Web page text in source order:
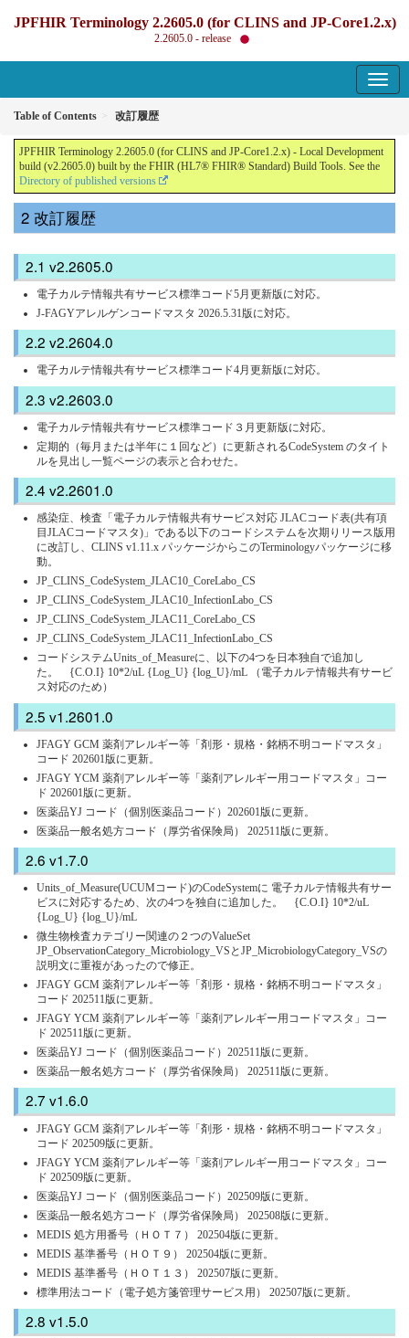
JPFHIR Terminology 2.2605.0 (for CLINS and JP-Core1.2.x)
2.2605.0 - release
Table of Contents 改訂履歴
JPFHIR Terminology 2.2605.0 (for CLINS and JP-Core1.2.x) - Local Development
build (v2.2605.0) built by the FHIR (HL7® FHIR® Standard) Build Tools. See the
Directory of published versions
改訂履歴
v2.2605.0
電子カルテ情報共有サービス標準コード5月更新版に対応。
J-FAGYアレルゲンコードマスタ 2026.5.31版に対応。
v2.2604.0
電子カルテ情報共有サービス標準コード4月更新版に対応。
v2.2603.0
電子カルテ情報共有サービス標準コード３月更新版に対応。
定期的（毎月または半年に１回など）に更新されるCodeSystem のタイト
ルを見出し一覧ページの表示と合わせた。
v2.2601.0
感染症、検査「電子カルテ情報共有サービス対応 JLACコード表(共有項
目JLACコードマスタ)」である以下のコードシステムを次期りリース版用
に改訂し、CLINS v1.11.x パッケージからこのTerminologyパッケージに移
動。
JP_CLINS_CodeSystem_JLAC10_CoreLabo_CS
JP_CLINS_CodeSystem_JLAC10_InfectionLabo_CS
JP_CLINS_CodeSystem_JLAC11_CoreLabo_CS
JP_CLINS_CodeSystem_JLAC11_InfectionLabo_CS
コードシステムUnits_of_Measureに、以下の4つを日本独自で追加し
た。 {C.O.I} 10*2/uL {Log_U} {log_U}/mL （電子カルテ情報共有サービ
ス対応のため）
v1.2601.0
JFAGY GCM 薬剤アレルギー等「剤形・規格・銘柄不明コードマスタ」
コード 202601版に更新。
JFAGY YCM 薬剤アレルギー等「薬剤アレルギー用コードマスタ」コー
ド 202601版に更新。
医薬品YJ コード（個別医薬品コード）202601版に更新。
医薬品一般名処方コード（厚労省保険局） 202511版に更新。
v1.7.0
Units_of_Measure(UCUMコード)のCodeSystemに 電子カルテ情報共有サー
ビスに対応するため、次の4つを独自に追加した。 {C.O.I} 10*2/uL
{Log_U} {log_U}/mL
微生物検査カテゴリー関連の２つのValueSet
JP_ObservationCategory_Microbiology_VSとJP_MicrobiologyCategory_VSの
説明文に重複があったので修正。
JFAGY GCM 薬剤アレルギー等「剤形・規格・銘柄不明コードマスタ」
コード 202511版に更新。
JFAGY YCM 薬剤アレルギー等「薬剤アレルギー用コードマスタ」コー
ド 202511版に更新。
医薬品YJ コード（個別医薬品コード）202511版に更新。
医薬品一般名処方コード（厚労省保険局） 202511版に更新。
v1.6.0
JFAGY GCM 薬剤アレルギー等「剤形・規格・銘柄不明コードマスタ」
コード 202509版に更新。
JFAGY YCM 薬剤アレルギー等「薬剤アレルギー用コードマスタ」コー
ド 202509版に更新。
医薬品YJ コード（個別医薬品コード）202509版に更新。
医薬品一般名処方コード（厚労省保険局） 202508版に更新。
MEDIS 処方用番号（ＨＯＴ７） 202504版に更新。
MEDIS 基準番号（ＨＯＴ９） 202504版に更新。
MEDIS 基準番号（ＨＯＴ１３） 202507版に更新。
標準用法コード（電子処方箋管理サービス用） 202507版に更新。
v1.5.0